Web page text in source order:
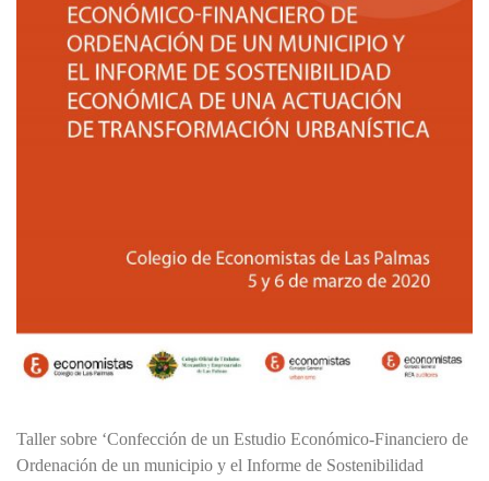
Taller sobre ‘Confección de un Estudio Económico-Financiero de
Ordenación de un municipio y el Informe de Sostenibilidad